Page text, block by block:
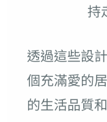
持
透過這些設
個充滿愛的
的生活品質